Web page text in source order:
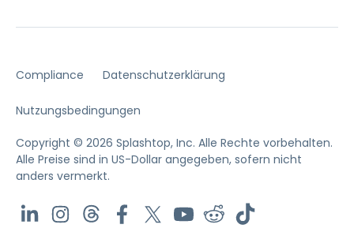
Compliance Datenschutzerklärung
Nutzungsbedingungen
Copyright © 2026 Splashtop, Inc. Alle Rechte vorbehalten.
Alle Preise sind in US-Dollar angegeben, sofern nicht
anders vermerkt.